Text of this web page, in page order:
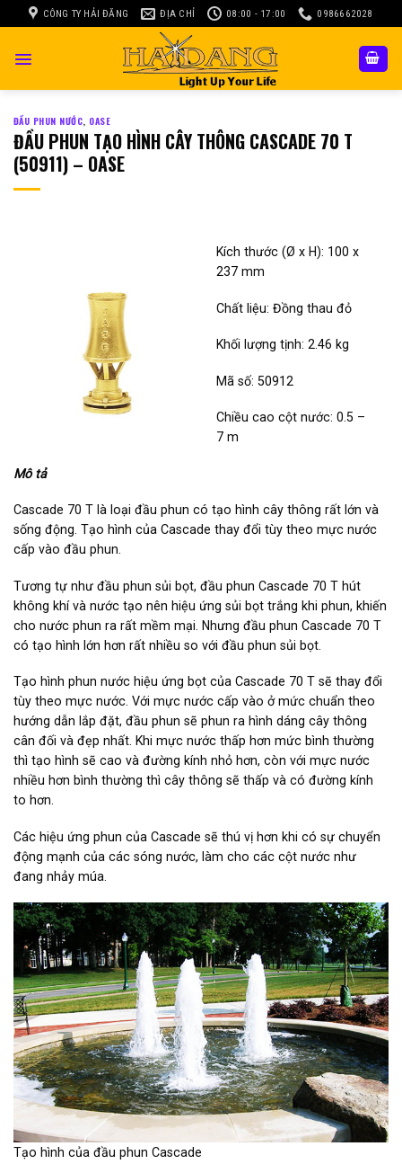
to
CÔNG TY HẢI ĐĂNG ĐỊA CHỈ 08:00 - 17:00 0986662028
ĐẦU PHUN NƯỚC, OASE
ĐẦU PHUN TẠO HÌNH CÂY THÔNG CASCADE 70 T
(50911) – OASE
Kích thước (Ø x H): 100 x
237 mm
Chất liệu: Đồng thau đỏ
Khối lượng tịnh: 2.46 kg
Mã số: 50912
Chiều cao cột nước: 0.5 –
7 m
Mô tả
Cascade 70 T là loại đầu phun có tạo hình cây thông rất lớn và
sống động. Tạo hình của Cascade thay đổi tùy theo mực nước
cấp vào đầu phun.
Tương tự như đầu phun sủi bọt, đầu phun Cascade 70 T hút
không khí và nước tạo nên hiệu ứng sủi bọt trắng khi phun, khiến
cho nước phun ra rất mềm mại. Nhưng đầu phun Cascade 70 T
có tạo hình lớn hơn rất nhiều so với đầu phun sủi bọt.
Tạo hình phun nước hiệu ứng bọt của Cascade 70 T sẽ thay đổi
tùy theo mực nước. Với mực nước cấp vào ở mức chuẩn theo
hướng dẫn lắp đặt, đầu phun sẽ phun ra hình dáng cây thông
cân đối và đẹp nhất. Khi mực nước thấp hơn mức bình thường
thì tạo hình sẽ cao và đường kính nhỏ hơn, còn với mực nước
nhiều hơn bình thường thì cây thông sẽ thấp và có đường kính
to hơn.
Các hiệu ứng phun của Cascade sẽ thú vị hơn khi có sự chuyển
động mạnh của các sóng nước, làm cho các cột nước như
đang nhảy múa.
Tạo hình của đầu phun Cascade